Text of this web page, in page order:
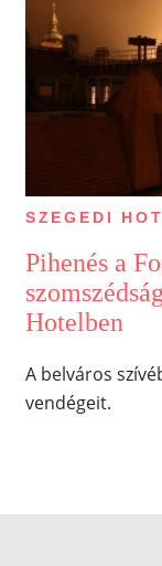
SZEGEDI
Pihenés a
Hotelben
A belváros
vendégeit.